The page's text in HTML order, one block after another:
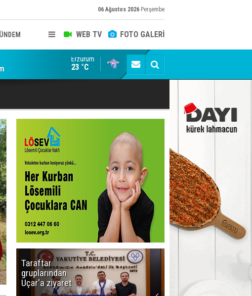
06 Ağustos 2026 Perşembe
WEB TV FOTO GALERİ
Siyaset-Sermaye Çizgisinde Haklılığın Resmi:
Erzurum
23 °C
Taraftar
gruplarından
Uçar'a ziyaret
başlıyor! İlk
düdük Bolu'da